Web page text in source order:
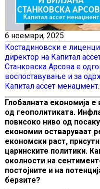
6 ноември, 2025
Костадиновски е
директор на Капитал
Станковска Арсова е
воспоставување и за
Капитал ассет менаџмент.
Глобалната економија
од геополитиката.
повисоко ниво од
економии остваруваат
економски раст,
царинските политики.
околности на
постојните и на
берзите?